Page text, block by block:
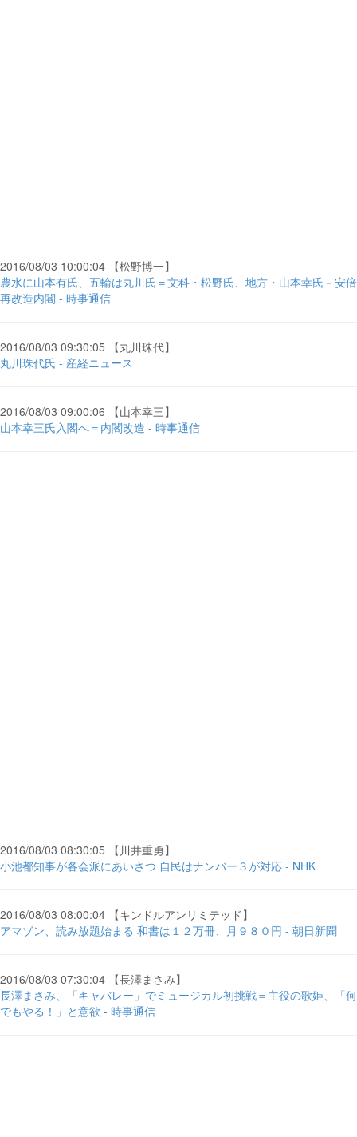
2016/08/03 10:00:04 【松野博一】
農水に山本有氏、五輪は丸川氏＝文科・松野氏、地方・山本幸氏－安倍
再改造内閣 - 時事通信
2016/08/03 09:30:05 【丸川珠代】
丸川珠代氏 - 産経ニュース
2016/08/03 09:00:06 【山本幸三】
山本幸三氏入閣へ＝内閣改造 - 時事通信
2016/08/03 08:30:05 【川井重勇】
小池都知事が各会派にあいさつ 自民はナンバー３が対応 - NHK
2016/08/03 08:00:04 【キンドルアンリミテッド】
アマゾン、読み放題始まる 和書は１２万冊、月９８０円 - 朝日新聞
2016/08/03 07:30:04 【長澤まさみ】
長澤まさみ、「キャバレー」でミュージカル初挑戦＝主役の歌姫、「何
でもやる！」と意欲 - 時事通信